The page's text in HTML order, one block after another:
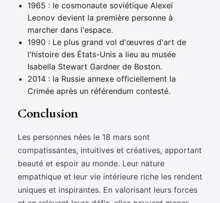
1965 : le cosmonaute soviétique Alexeï
Leonov devient la première personne à
marcher dans l'espace.
1990 : Le plus grand vol d'œuvres d'art de
l'histoire des États-Unis a lieu au musée
Isabella Stewart Gardner de Boston.
2014 : la Russie annexe officiellement la
Crimée après un référendum contesté.
Conclusion
Les personnes nées le 18 mars sont
compatissantes, intuitives et créatives, apportant
beauté et espoir au monde. Leur nature
empathique et leur vie intérieure riche les rendent
uniques et inspirantes. En valorisant leurs forces